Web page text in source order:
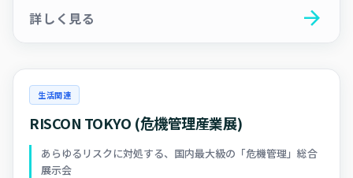
詳しく見る arrow_forward
生活関連
RISCON TOKYO (危機管理産業展)
あらゆるリスクに対処する、国内最大級の「危機管理」総合
展示会